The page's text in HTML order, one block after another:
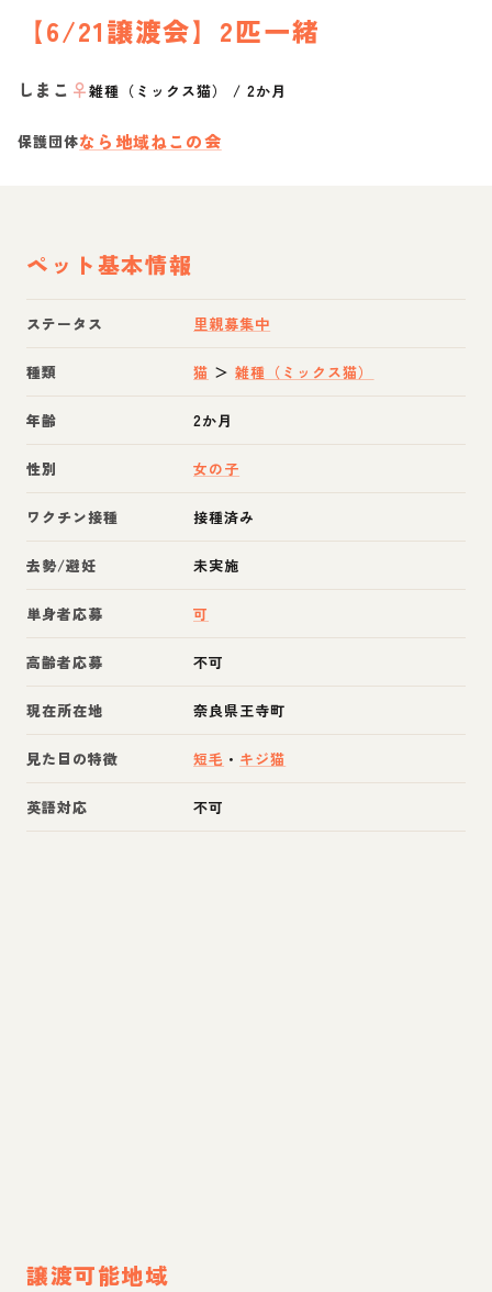
【6/21譲渡会】2匹一緒
しまこ ♀雑種（ミックス猫） /2か月
保護団体なら地域ねこの会
ペット基本情報
ステータス 里親募集中
種類 猫 ＞雑種（ミックス猫）
年齢 2か月
性別 女の子
ワクチン接種 接種済み
去勢/避妊 未実施
単身者応募 可
高齢者応募 不可
現在所在地 奈良県王寺町
見た目の特徴 短毛 ・ キジ猫
英語対応 不可
譲渡可能地域